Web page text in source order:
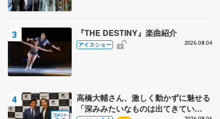
『THE DESTINY』楽曲紹介
アイスショー 2026.08.04
高橋大輔さん、激しく動かずに魅せる
「深みみたいなものは出てきてい